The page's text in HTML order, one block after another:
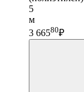
5
м
3 66580₽